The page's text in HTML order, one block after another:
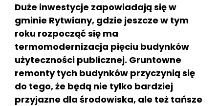
Duże inwestycje zapowiadają się w
gminie Rytwiany, gdzie jeszcze w tym
roku rozpocząć się ma
termomodernizacja pięciu budynków
użyteczności publicznej. Gruntowne
remonty tych budynków przyczynią się
do tego, że będą nie tylko bardziej
przyjazne dla środowiska, ale też tańsze